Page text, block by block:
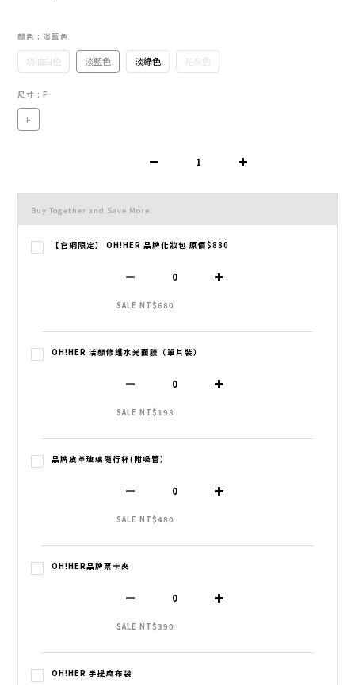
顏色 : 淡藍色
奶油白色 淡藍色 淡綠色 花灰色
尺寸 : F
F
Buy Together and Save More
【官網限定】 OH!HER 品牌化妝包 原價$880
SALE NT$680
OH!HER 活顏修護水光面膜（單片裝）
SALE NT$198
品牌皮革玻璃隨行杯(附吸管）
SALE NT$480
OH!HER品牌票卡夾
SALE NT$390
OH!HER 手提麻布袋